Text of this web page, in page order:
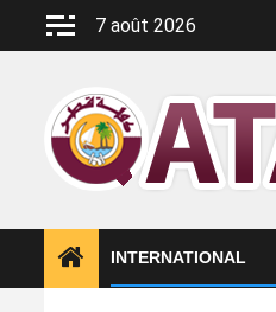
7 août 2026
INTERNATIONAL